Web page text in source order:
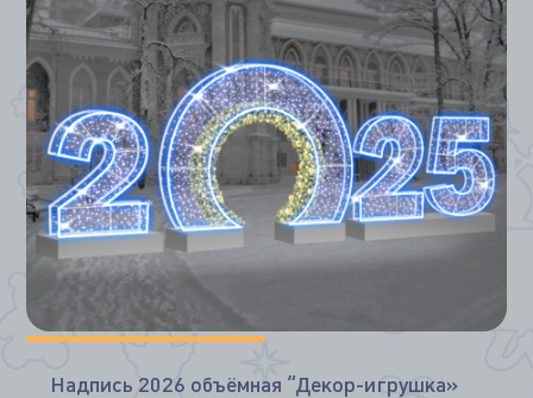
Надпись 2026 объёмная “Декор-игрушка»
*
*